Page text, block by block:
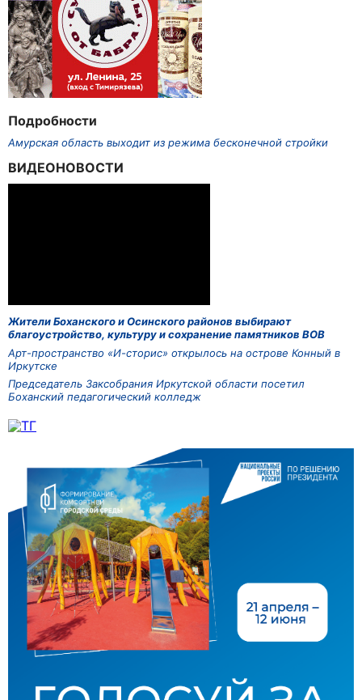
Подробности
Амурская область выходит из режима бесконечной стройки
ВИДЕОНОВОСТИ
Жители Боханского и Осинского районов выбирают
благоустройство, культуру и сохранение памятников ВОВ
Арт-пространство «И-сторис» открылось на острове Конный в
Иркутске
Председатель Заксобрания Иркутской области посетил
Боханский педагогический колледж